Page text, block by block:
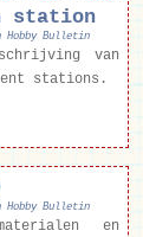
station
Bulletin
van
stations.
Bulletin
en